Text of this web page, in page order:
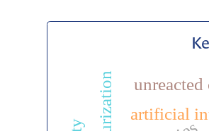
artificial
unreacted